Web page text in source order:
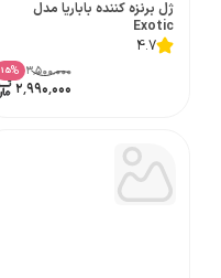
ژل برنزه کننده باباریا مدل
Exotic
4.7
۳٬۵۰۰٬۰۰۰ %
15
۲٬۹۹۰٬۰۰۰